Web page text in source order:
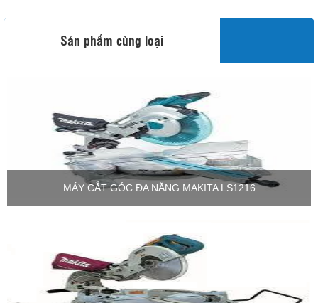
Sản phẩm cùng loại
MÁY CẮT GÓC ĐA NĂNG MAKITA LS1216